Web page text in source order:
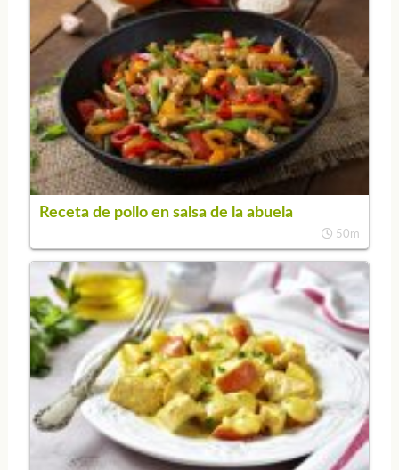
Receta de pollo en salsa de la abuela
50m